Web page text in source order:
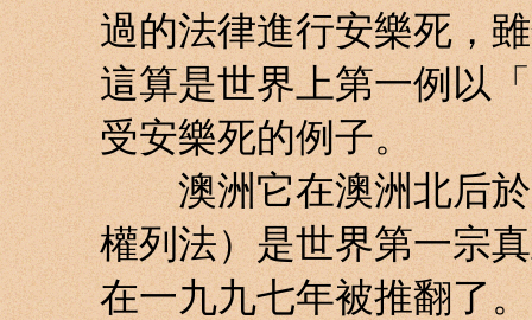
過的法律進行安樂死，
這算是世界上第一例以
受安樂死的例子。
澳洲它在澳洲北后於
權列法）是世界第一宗
在一九九七年被推翻了